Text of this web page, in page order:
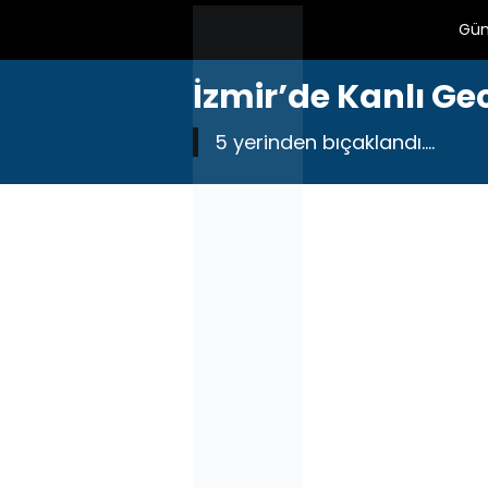
İzmir’de Kanlı
5 yerinden bıçaklandı....